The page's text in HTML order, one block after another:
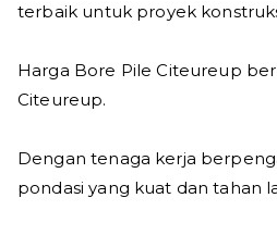
terbaik untuk proyek
Harga Bore Pile Citeureup
Citeureup.
Dengan tenaga kerja
pondasi yang kuat dan tahan